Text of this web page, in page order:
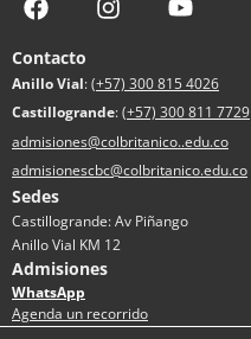
Contacto
Anillo Vial:(+57) 300 815 4026
Castillogrande:(+57) 300 811 7729
admisiones@colbritanico..edu.co
admisionescbc@colbritanico.edu.co
Sedes
Castillogrande: Av Piñango
Anillo Vial KM 12
Admisiones
WhatsApp
Agenda un recorrido